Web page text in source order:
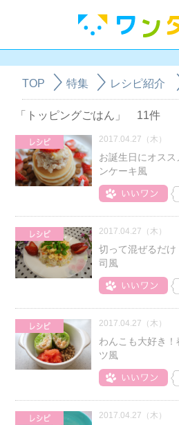
TOP 特集 レシピ紹介
「トッピングごはん」 11件
2017.04.27（木）
お誕生日にオス
ンケーキ風
2017.04.27（木）
切って混ぜるだ
司風
2017.04.27（木）
わんこも大好き
ツ風
2017.04.27（木）